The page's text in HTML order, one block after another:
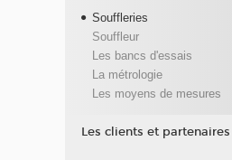
Souffleries
Souffleur
Les bancs d'essais
La métrologie
Les moyens de mesures
Les clients et partenaires